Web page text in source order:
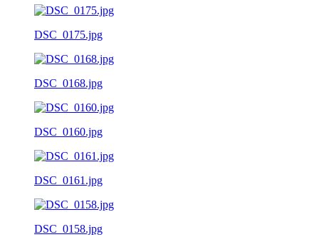
DSC_0175.jpg
DSC_0168.jpg
DSC_0160.jpg
DSC_0161.jpg
DSC_0158.jpg